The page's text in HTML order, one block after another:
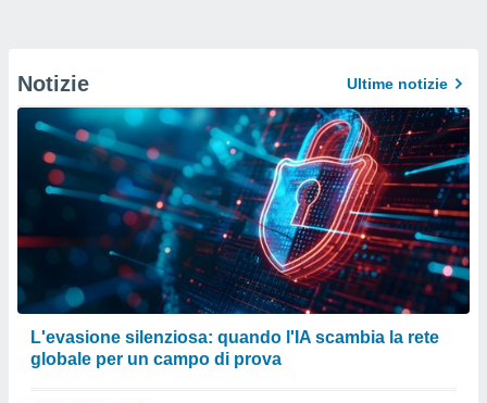
Notizie Ultime notizie
L'evasione silenziosa: quando l'IA scambia la rete
globale per un campo di prova